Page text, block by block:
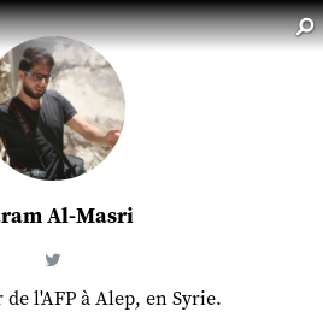
Al-Masri
l'AFP à Alep, en Syrie.